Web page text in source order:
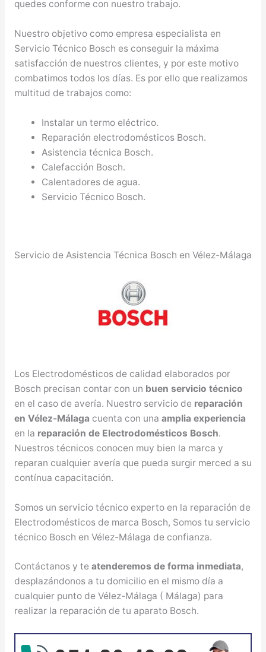
quedes conforme con nuestro trabajo.
Nuestro objetivo como empresa especialista en
Servicio Técnico Bosch es conseguir la máxima
satisfacción de nuestros clientes, y por este motivo
combatimos todos los días. Es por ello que realizamos
multitud de trabajos como:
Instalar un termo eléctrico.
Reparación electrodomésticos Bosch.
Asistencia técnica Bosch.
Calefacción Bosch.
Calentadores de agua.
Servicio Técnico Bosch.
Servicio de Asistencia Técnica Bosch en Vélez-Málaga
Los Electrodomésticos de calidad elaborados por
Bosch precisan contar con un buen servicio técnico
en el caso de avería. Nuestro servicio de reparación
en Vélez-Málaga cuenta con una amplia experiencia
en la reparación de Electrodomésticos Bosch.
Nuestros técnicos conocen muy bien la marca y
reparan cualquier avería que pueda surgir merced a su
contínua capacitación.
Somos un servicio técnico experto en la reparación de
Electrodomésticos de marca Bosch, Somos tu servicio
técnico Bosch en Vélez-Málaga de confianza.
Contáctanos y te atenderemos de forma inmediata,
desplazándonos a tu domicilio en el mismo día a
cualquier punto de Vélez-Málaga ( Málaga) para
realizar la reparación de tu aparato Bosch.